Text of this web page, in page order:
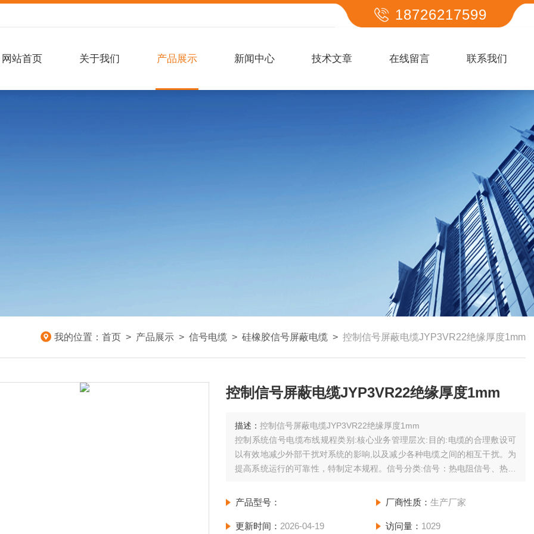
18726217599
网站首页 关于我们 产品展示 新闻中心 技术文章 在线留言 联系我们
我的位置： 首页 > 产品展示 > 信号电缆 > 硅橡胶信号屏蔽电缆 > 控制信号屏蔽电缆JYP3VR22绝缘厚度1mm
控制信号屏蔽电缆JYP3VR22绝缘厚度1mm
描述：控制信号屏蔽电缆JYP3VR22绝缘厚度1mm
控制系统信号电缆布线规程类别:核心业务管理层次:目的:电缆的合理敷设可
以有效地减少外部干扰对系统的影响,以及减少各种电缆之间的相互干扰。为
提高系统运行的可靠性，特制定本规程。信号分类:信号：热电阻信号、热电
型开关量输入信号；脉冲量输入信号；信号电缆布设总体原则：对于一类信
产品型号： 厂商性质： 生产厂家
更新时间： 2026-04-19 访问量： 1029